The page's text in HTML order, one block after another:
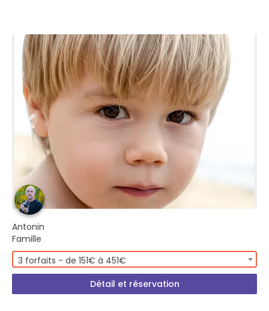
Antonin
Famille
3 forfaits - de 151€ à 451€
Détail et réservation